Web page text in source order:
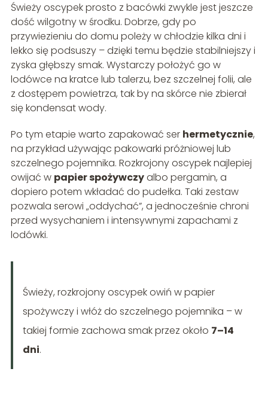
Świeży oscypek prosto z bacówki zwykle jest jeszcze
dość wilgotny w środku. Dobrze, gdy po
przywiezieniu do domu poleży w chłodzie kilka dni i
lekko się podsuszy – dzięki temu będzie stabilniejszy i
zyska głębszy smak. Wystarczy położyć go w
lodówce na kratce lub talerzu, bez szczelnej folii, ale
z dostępem powietrza, tak by na skórce nie zbierał
się kondensat wody.
Po tym etapie warto zapakować ser hermetycznie,
na przykład używając pakowarki próżniowej lub
szczelnego pojemnika. Rozkrojony oscypek najlepiej
owijać w papier spożywczyalbo pergamin, a
dopiero potem wkładać do pudełka. Taki zestaw
pozwala serowi „oddychać”, a jednocześnie chroni
przed wysychaniem i intensywnymi zapachami z
lodówki.
Świeży, rozkrojony oscypek owiń w papier
spożywczy i włóż do szczelnego pojemnika – w
takiej formie zachowa smak przez około 7–14
dni.